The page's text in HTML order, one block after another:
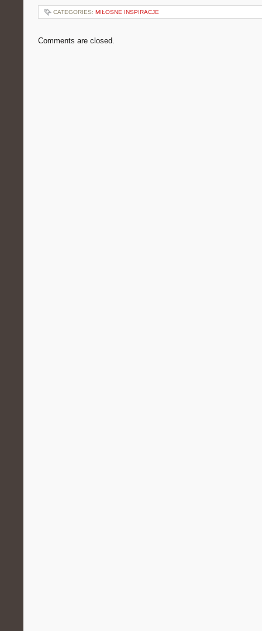
CATEGORIES: MIŁOSNE INSPIRACJE
Comments are closed.